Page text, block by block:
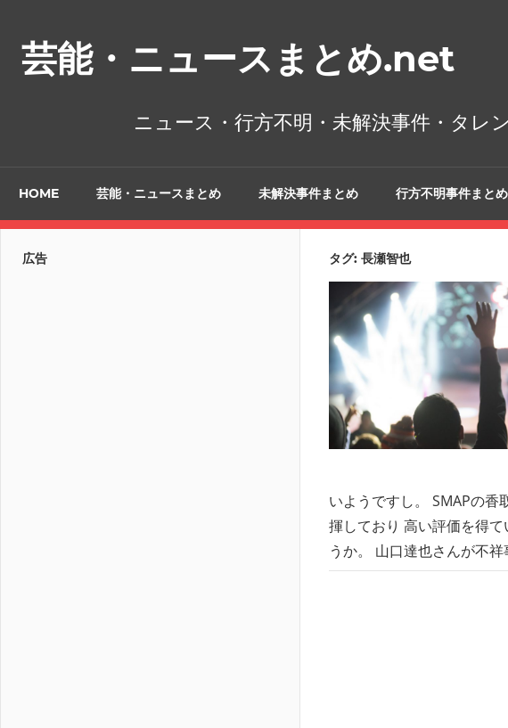
芸能・ニュースまとめ.net
ニュース・行方不明・未解決事件・タレ
HOME 芸能・ニュースまとめ 未解決事件まとめ 行方不明事件まとめ
タグ: 長瀬智也
いようですし。 SMAPの
揮しており 高い評価を得
うか。 山口達也さんが不
広告